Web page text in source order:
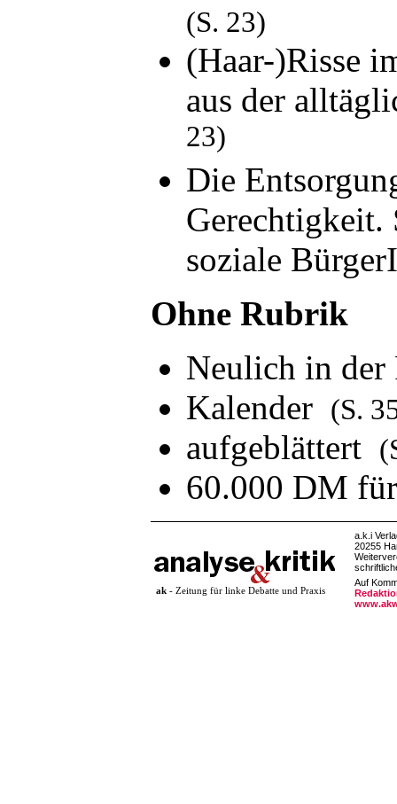
(S. 23)
(Haar-)Risse
aus der
23)
Die
Gerechtigkeit.
soziale
Ohne Rubrik
Neulich in
Kalender (S.
aufgeblättert
60.000 DM
ak - Zeitung für linke Debatte und Praxis
a.k.i
20255
Auf